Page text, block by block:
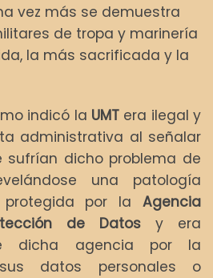
vez más se demuestra
de tropa y marinería
la más sacrificada y la
indicó la UMTera ilegal y
administrativa al señalar
sufrían dicho problema de
una patología
por la Agencia
de Datos y era
dicha agencia por la
datos personales o